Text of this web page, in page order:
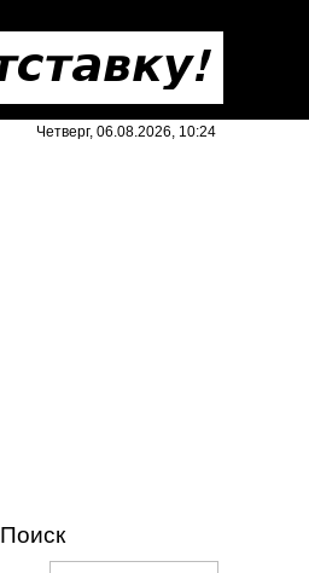
Четверг, 06.08.2026, 10:24
Поиск